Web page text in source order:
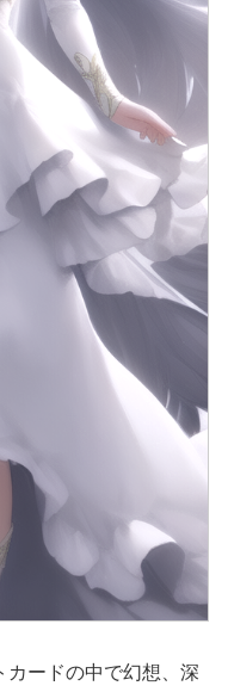
カードの中で幻想、深